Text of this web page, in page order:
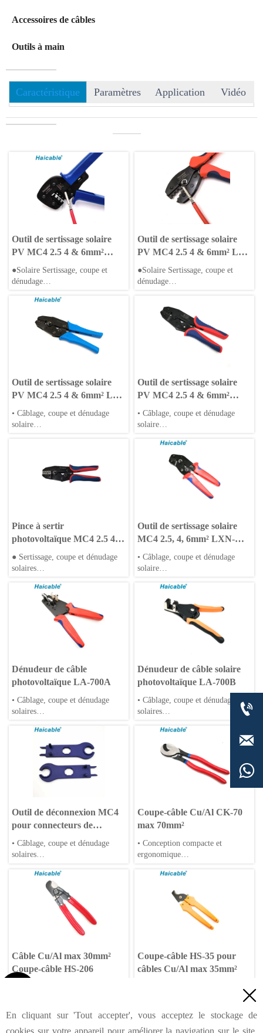
Accessoires de câbles
Outils à main
Caractéristique Paramètres Application Vidéo
———
Outil de sertissage solaire
PV MC4 2.5 4 & 6mm²
A2546B
●Solaire Sertissage, coupe et
dénudage
●Mâchoires remplaçables
Outil de sertissage solaire
PV MC4 2.5 4 & 6mm² LY-
2546B
●Solaire Sertissage, coupe et
dénudage
Outil de sertissage solaire
PV MC4 2.5 4 & 6mm² LX-
2546B
• Câblage, coupe et dénudage
solaire
Outil de sertissage solaire
PV MC4 2.5 4 & 6mm²
LXR-2546B
• Câblage, coupe et dénudage
solaire
• Mâchoires interchangeables
Pince à sertir
photovoltaïque MC4 2.5 4 6
10mm² LX-2510B
● Sertissage, coupe et dénudage
solaires
● Mâchoires interchangeables
Outil de sertissage solaire
MC4 2.5, 4, 6mm² LXN-
2546BSN
• Câblage, coupe et dénudage
solaire
• Mâchoires interchangeables
Dénudeur de câble
photovoltaïque LA-700A
• Câblage, coupe et dénudage
solaires
• Mâchoires interchangeables
Dénudeur de câble solaire
photovoltaïque LA-700B
• Câblage, coupe et dénudage
solaires
• Mâchoires interchangeables
Outil de déconnexion MC4
pour connecteurs de
panneaux solaires - Clés
• Câblage, coupe et dénudage
solaires
• Mâchoires interchangeables
Coupe-câble Cu/Al CK-70
max 70mm²
• Conception compacte et
ergonomique
• Applications larges
Câble Cu/Al max 30mm²
Coupe-câble HS-206
• Applications larges
Coupe-câble HS-35 pour
câbles Cu/Al max 35mm²
• Applications larges
1
Suivant >

En cliquant sur 'Tout accepter', vous acceptez le stockage de
cookies sur votre appareil pour améliorer la navigation sur le site,


